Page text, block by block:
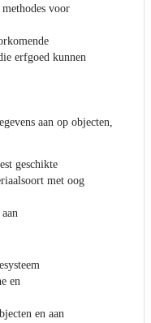
voor
erfgoed kunnen
aan op objecten,
geschikte
met oog
en
en aan